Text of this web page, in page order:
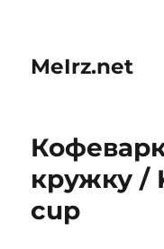
MeIrz.net
кружку /
cup